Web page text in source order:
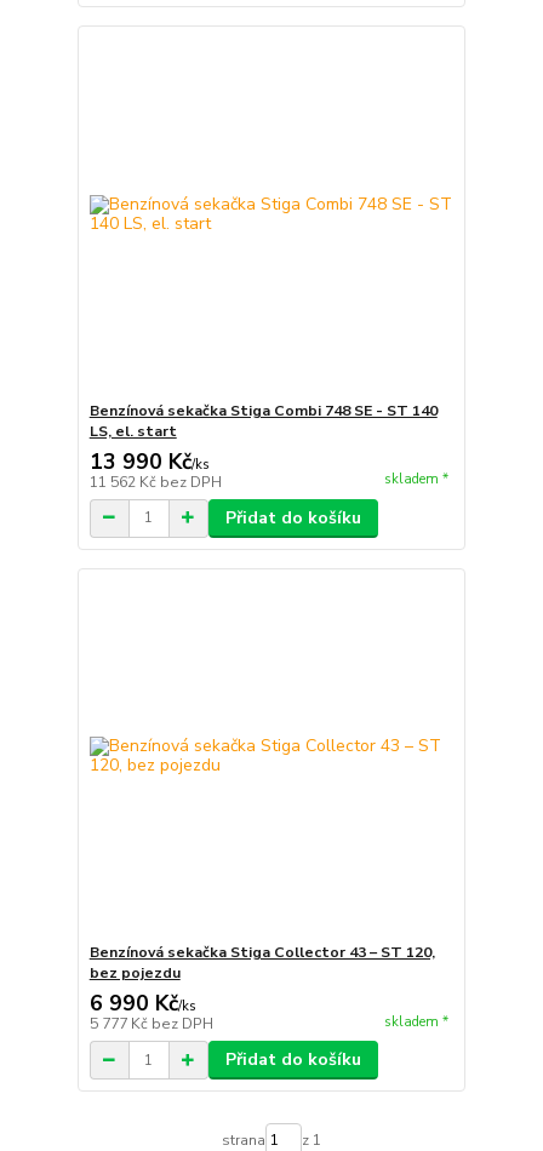
Benzínová sekačka Stiga Combi 748 SE - ST 140
LS, el. start
13 990 Kč/ks
11 562 Kč bez DPH skladem *
Přidat do košíku
Benzínová sekačka Stiga Collector 43 – ST 120,
bez pojezdu
6 990 Kč/ks
5 777 Kč bez DPH skladem *
Přidat do košíku
strana z 1